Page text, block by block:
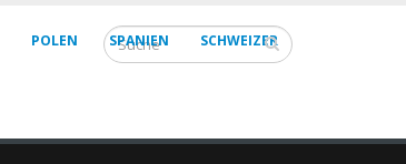
POLEN SPANIEN SCHWEIZER